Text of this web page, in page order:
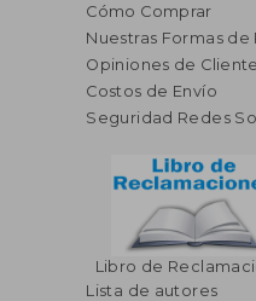
Cómo Comprar
Nuestras Formas de
Opiniones de
Costos de Envío
Seguridad Redes
Libro de
Lista de autores